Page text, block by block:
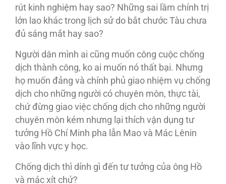
rút kinh nghiệm hay sao? Những sai lầm chính trị
lớn lao khác trong lịch sử do bắt chước Tàu chưa
đủ sáng mắt hay sao?
Người dân mình ai cũng muốn công cuộc chống
dịch thành công, ko ai muốn nó thất bại. Nhưng
họ muốn đảng và chính phủ giao nhiệm vụ chống
dịch cho những người có chuyên môn, thực tài,
chứ đừng giao việc chống dịch cho những người
chuyên môn kém nhưng lại thích vận dụng tư
tưởng Hồ Chí Minh pha lẫn Mao và Mác Lênin
vào lĩnh vực y học.
Chống dịch thì dính gì đến tư tưởng của ông Hồ
và mác xít chứ?